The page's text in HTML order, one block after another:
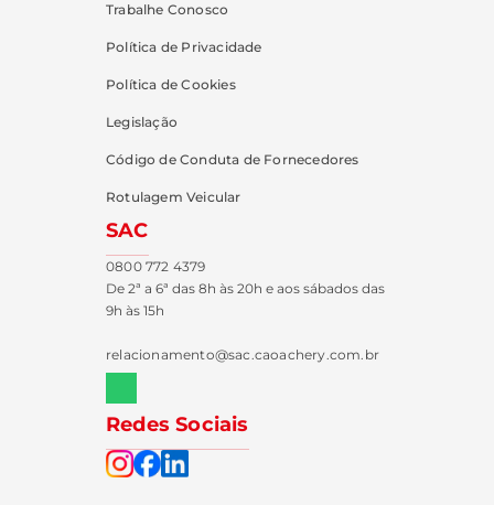
Trabalhe Conosco
Política de Privacidade
Política de Cookies
Legislação
Código de Conduta de Fornecedores
Rotulagem Veicular
SAC
0800 772 4379
De 2ª a 6ª das 8h às 20h e aos sábados das
9h às 15h
relacionamento@sac.caoachery.com.br
Redes Sociais